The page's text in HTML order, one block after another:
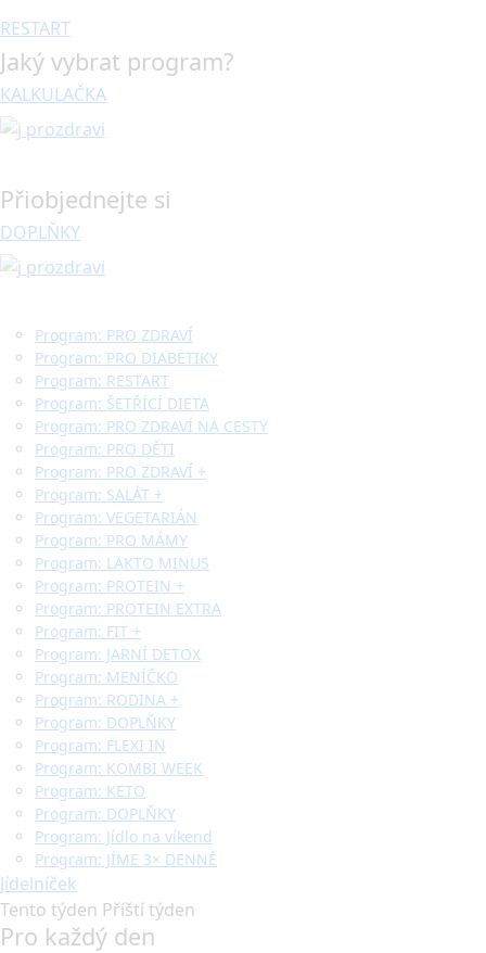
RESTART
Jaký vybrat program?
KALKULAČKA
Přiobjednejte si
DOPLŇKY
Program: PRO ZDRAVÍ
Program: PRO DIABETIKY
Program: RESTART
Program: ŠETŘÍCÍ DIETA
Program: PRO ZDRAVÍ NA CESTY
Program: PRO DĚTI
Program: PRO ZDRAVÍ +
Program: SALÁT +
Program: VEGETARIÁN
Program: PRO MÁMY
Program: LAKTO MINUS
Program: PROTEIN +
Program: PROTEIN EXTRA
Program: FIT +
Program: JARNÍ DETOX
Program: MENÍČKO
Program: RODINA +
Program: DOPLŇKY
Program: FLEXI IN
Program: KOMBI WEEK
Program: KETO
Program: DOPLŇKY
Program: Jídlo na víkend
Program: JÍME 3× DENNĚ
Jídelníček
Tento týden Příští týden
Pro každý den